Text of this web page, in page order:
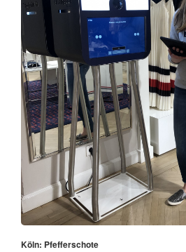
Köln: Pfefferschote